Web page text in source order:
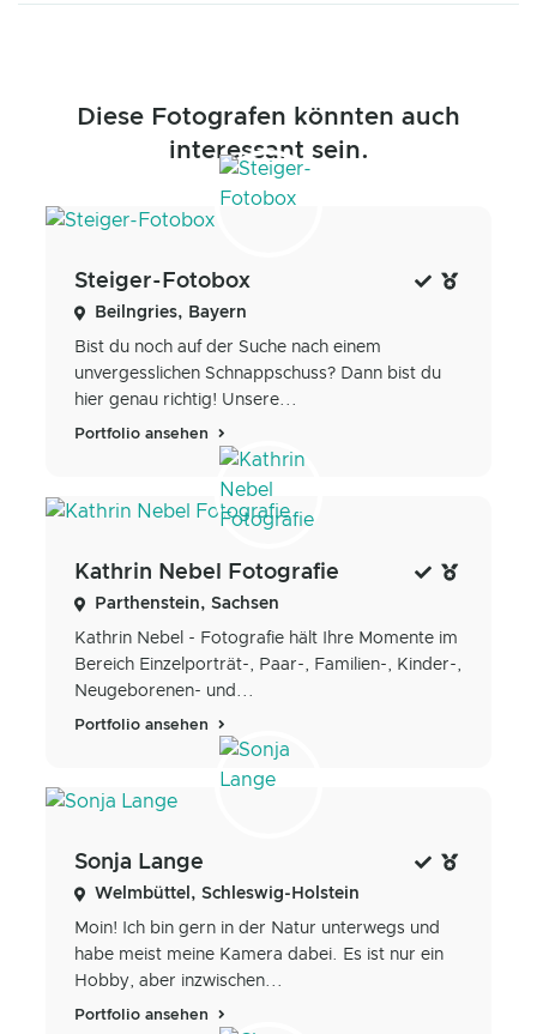
Diese Fotografen könnten auch
interessant sein.
Steiger-Fotobox
Beilngries, Bayern
Bist du noch auf der Suche nach einem
unvergesslichen Schnappschuss? Dann bist du
hier genau richtig! Unsere...
Portfolio ansehen
Kathrin Nebel Fotografie
Parthenstein, Sachsen
Kathrin Nebel - Fotografie hält Ihre Momente im
Bereich Einzelporträt-, Paar-, Familien-, Kinder-,
Neugeborenen- und...
Portfolio ansehen
Sonja Lange
Welmbüttel, Schleswig-Holstein
Moin! Ich bin gern in der Natur unterwegs und
habe meist meine Kamera dabei. Es ist nur ein
Hobby, aber inzwischen...
Portfolio ansehen